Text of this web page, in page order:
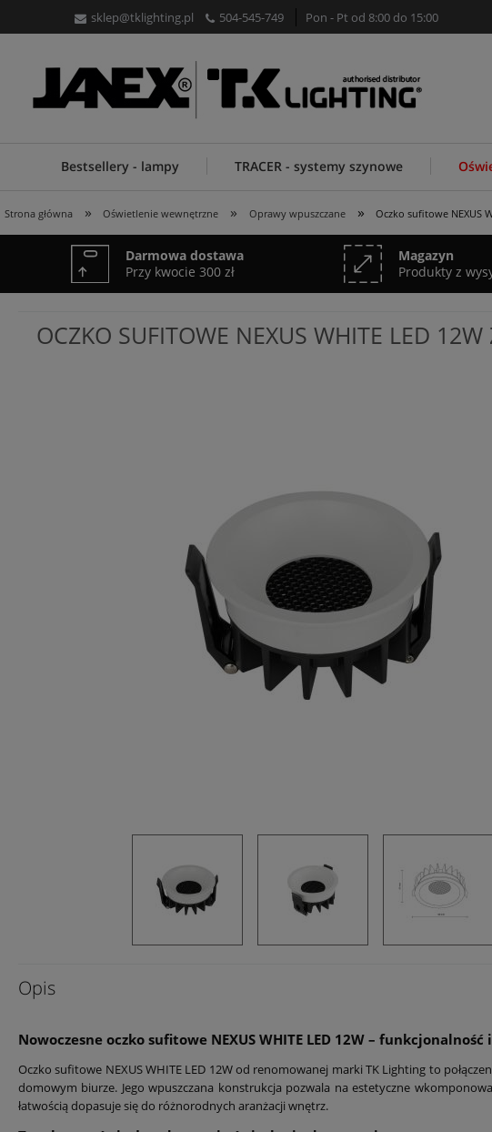
sklep@tklighting.pl 504-545-749 Pon - Pt od 8:00 do 15:00
Bestsellery - lampy TRACER - systemy szynowe
Strona główna » Oświetlenie wewnętrzne » Oprawy wpuszczane » Oczko sufitowe NEXUS
Darmowa dostawa
Przy kwocie 300 zł
Magazyn
Produkty z
OCZKO SUFITOWE NEXUS WHITE LED
Opis
Nowoczesne oczko sufitowe NEXUS WHITE LED 12W –
Oczko sufitowe NEXUS WHITE LED 12W od renomowanej marki TK Lighting to
domowym biurze. Jego wpuszczana konstrukcja pozwala na estetyczne
łatwością dopasuje się do różnorodnych aranżacji wnętrz.